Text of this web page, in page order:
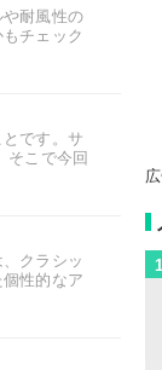
耐風性の
チェック
です。サ
そこで今回
クラシッ
性的なア